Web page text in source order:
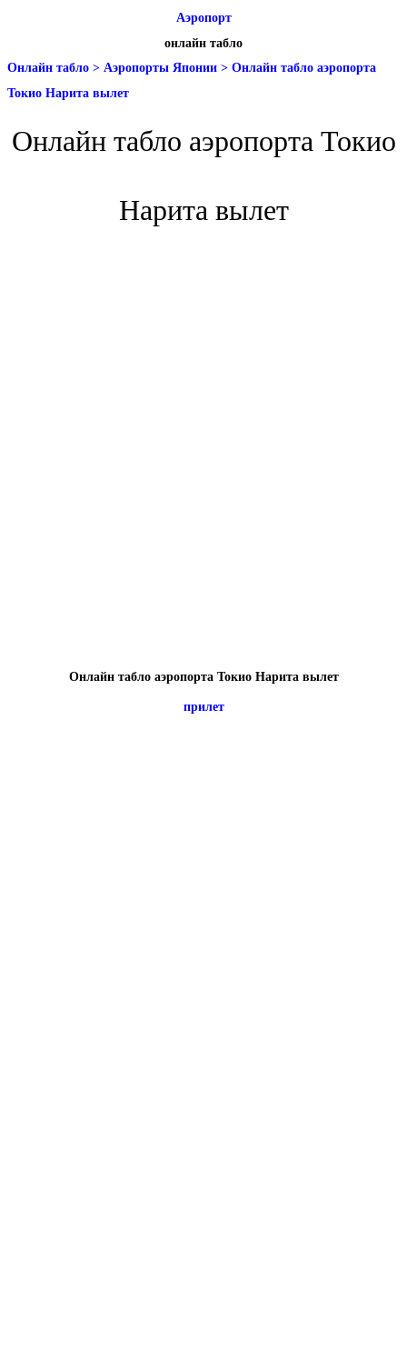
Аэропорт
онлайн табло
Онлайн табло > Аэропорты Японии > Онлайн табло аэропорта
Токио Нарита вылет
Онлайн табло аэропорта Токио
Нарита вылет
Онлайн табло аэропорта Токио Нарита вылет
прилет